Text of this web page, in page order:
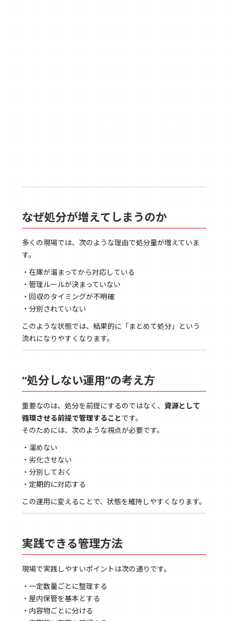
なぜ処分が増えてしまうのか
多くの現場では、次のような理由で処分量が増えていま
す。
・在庫が溜まってから対応している
・管理ルールが決まっていない
・回収のタイミングが不明確
・分別されていない
このような状態では、結果的に「まとめて処分」という
流れになりやすくなります。
“処分しない運用”の考え方
重要なのは、処分を前提にするのではなく、 資源として
循環させる前提で管理することです。
そのためには、次のような視点が必要です。
・溜めない
・劣化させない
・分別しておく
・定期的に対応する
この運用に変えることで、状態を維持しやすくなります。
実践できる管理方法
現場で実践しやすいポイントは次の通りです。
・一定数量ごとに整理する
・屋内保管を基本とする
・内容物ごとに分ける